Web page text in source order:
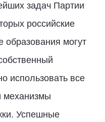
задач Партии
российские
образования могут
использовать все
механизмы
Успешные